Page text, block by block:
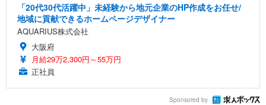
「20代30代活躍中」未経験から地元企業のHP作成をお任せ/
地域に貢献できるホームページデザイナー
AQUARIUS株式会社
大阪府
月給29万2,300円～55万円
正社員
Sponsored by